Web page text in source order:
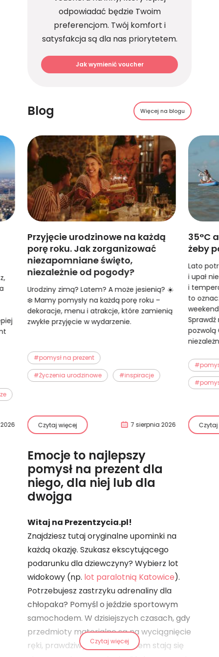
odpowiadać będzie Twoim
preferencjom. Twój komfort i
satysfakcja są dla nas priorytetem.
Jak wymienić voucher
Blog Więcej na blogu
Przyjęcie urodzinowe na każdą
porę roku. Jak zorganizować
niezapomniane święto,
niezależnie od pogody?
Urodziny zimą? Latem? A może jesienią? ☀️
❄️ Mamy pomysły na każdą porę roku –
dekoracje, menu i atrakcje, które zamienią
zwykłe przyjęcie w wydarzenie.
#pomysł na prezent
#Życzenia urodzinowe #inspiracje
Czytaj więcej 7 sierpnia 2026
35°C
żeby
Lato
i upał
i
to
pozwolą
Emocje to najlepszy
pomysł na prezent dla
niego, dla niej lub dla
dwojga
Witaj na Prezentzycia.pl!
Znajdziesz tutaj oryginalne upominki na
każdą okazję. Szukasz ekscytującego
podarunku dla dziewczyny? Wybierz lot
widokowy (np. lot paralotnią Katowice).
Potrzebujesz zastrzyku adrenaliny dla
chłopaka? Pomyśl o jeździe sportowym
samochodem. W dzisiejszych czasach, gdy
przedmioty materialne są na wyciągnięcie
ręki, prawdziwym zaskoczeniem stają się
Czytaj więcej